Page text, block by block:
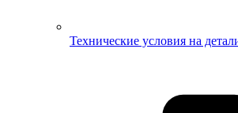
Технические условия на